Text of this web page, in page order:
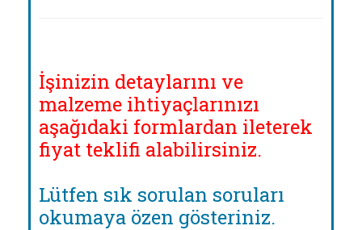
İşinizin detaylarını ve
malzeme ihtiyaçlarınızı
aşağıdaki formlardan ileterek
fiyat teklifi alabilirsiniz.
Lütfen sık sorulan soruları
okumaya özen gösteriniz.